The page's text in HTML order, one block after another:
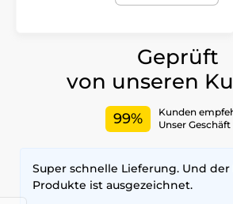
Geprüft
von unseren
99%
Kunden
Unser Geschäft
Super schnelle Lieferung. Und der
Produkte ist ausgezeichnet.